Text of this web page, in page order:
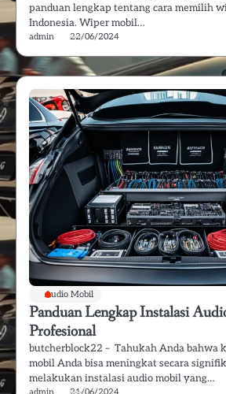
panduan lengkap tentang cara memilih
Indonesia. Wiper mobil…
admin 22/06/2024
Audio Mobil
Panduan Lengkap Instalasi
Profesional
butcherblock22 – Tahukah Anda bahwa
mobil Anda bisa meningkat secara
melakukan instalasi audio mobil yang…